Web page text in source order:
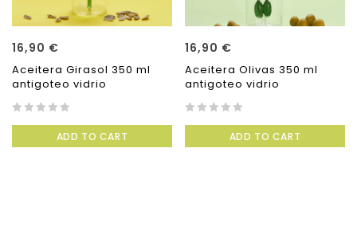
16,90 €
Aceitera Girasol 350 ml
antigoteo vidrio
of
ADD TO CART
16,90 €
Aceitera Olivas 350 ml
antigoteo vidrio
of
ADD TO CART